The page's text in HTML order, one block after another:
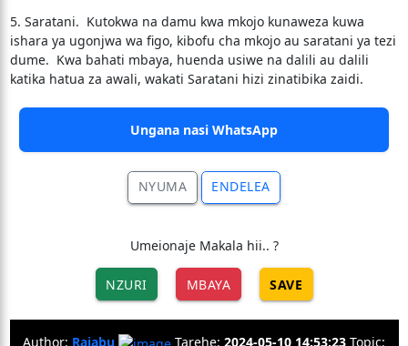
5. Saratani. Kutokwa na damu kwa mkojo kunaweza kuwa
ishara ya ugonjwa wa figo, kibofu cha mkojo au saratani ya tezi
dume. Kwa bahati mbaya, huenda usiwe na dalili au dalili
katika hatua za awali, wakati Saratani hizi zinatibika zaidi.
Ungana nasi WhatsApp
NYUMA ENDELEA
Umeionaje Makala hii.. ?
NZURI MBAYA SAVE
Author: Rajabu Tarehe: 2024-05-10 14:53:23 Topic: